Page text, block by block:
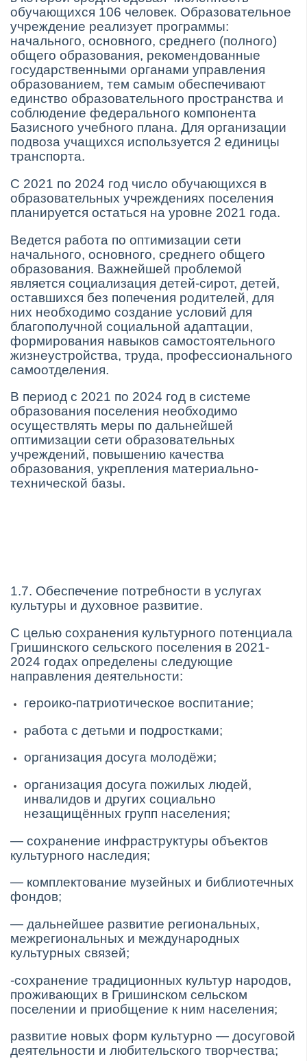
обучающихся 106 человек. Образовательное
учреждение реализует программы:
начального, основного, среднего (полного)
общего образования, рекомендованные
государственными органами управления
образованием, тем самым обеспечивают
единство образовательного пространства и
соблюдение федерального компонента
Базисного учебного плана. Для организации
подвоза учащихся используется 2 единицы
транспорта.
С 2021 по 2024 год число обучающихся в
образовательных учреждениях поселения
планируется остаться на уровне 2021 года.
Ведется работа по оптимизации сети
начального, основного, среднего общего
образования. Важнейшей проблемой
является социализация детей-сирот, детей,
оставшихся без попечения родителей, для
них необходимо создание условий для
благополучной социальной адаптации,
формирования навыков самостоятельного
жизнеустройства, труда, профессионального
самоотделения.
В период с 2021 по 2024 год в системе
образования поселения необходимо
осуществлять меры по дальнейшей
оптимизации сети образовательных
учреждений, повышению качества
образования, укрепления материально-
технической базы.
1.7. Обеспечение потребности в услугах
культуры и духовное развитие.
С целью сохранения культурного потенциала
Гришинского сельского поселения в 2021-
2024 годах определены следующие
направления деятельности:
героико-патриотическое воспитание;
работа с детьми и подростками;
организация досуга молодёжи;
организация досуга пожилых людей,
инвалидов и других социально
незащищённых групп населения;
— сохранение инфраструктуры объектов
культурного наследия;
— комплектование музейных и библиотечных
фондов;
— дальнейшее развитие региональных,
межрегиональных и меж­дународных
культурных связей;
-сохранение традиционных культур народов,
проживающих в Гришинском сельском
поселении и приобщение к ним населения;
развитие новых форм культурно — досуговой
деятельности и любительского творчества;